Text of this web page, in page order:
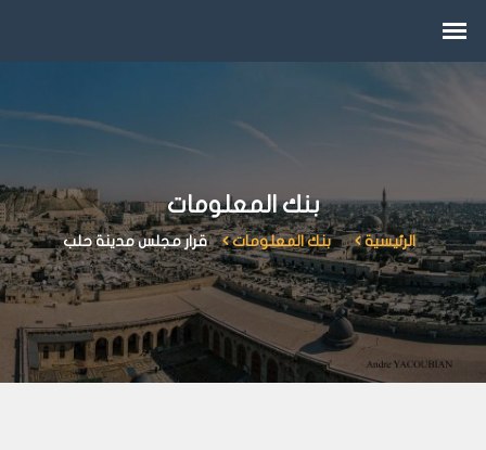
بنك المعلومات
الرئيسية بنك المعلومات قرار مجلس مدينة حلب